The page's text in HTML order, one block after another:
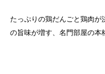
たっぷりの鶏だんごと鶏肉
の旨味が増す、名門部屋の本